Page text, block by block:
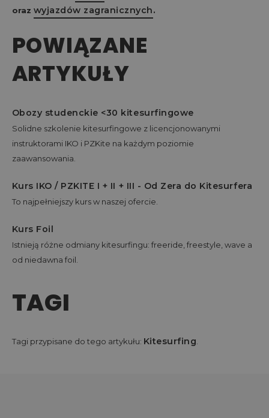
oraz wyjazdów zagranicznych.
POWIĄZANE
ARTYKUŁY
Obozy studenckie <30 kitesurfingowe
Solidne szkolenie kitesurfingowe z licencjonowanymi
instruktorami IKO i PZKite na każdym poziomie
zaawansowania.
Kurs IKO / PZKITE I + II + III - Od Zera do Kitesurfera
To najpełniejszy kurs w naszej ofercie.
Kurs Foil
Istnieją różne odmiany kitesurfingu: freeride, freestyle, wave a
od niedawna foil.
TAGI
Tagi przypisane do tego artykułu: Kitesurfing.